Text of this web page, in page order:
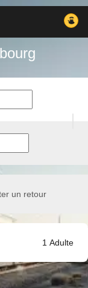
un retour
1 Adulte